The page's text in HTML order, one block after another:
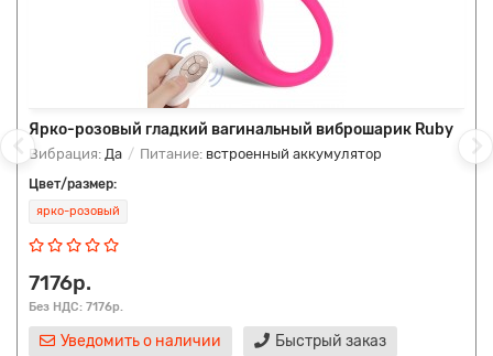
Ярко-розовый гладкий вагинальный виброшарик Ruby
Вибрация: Да Питание: встроенный аккумулятор
Цвет/размер:
ярко-розовый
7176р.
Без НДС: 7176р.
Уведомить о наличии Быстрый заказ